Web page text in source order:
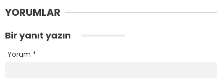
YORUMLAR
Bir yanıt yazın
Yorum *